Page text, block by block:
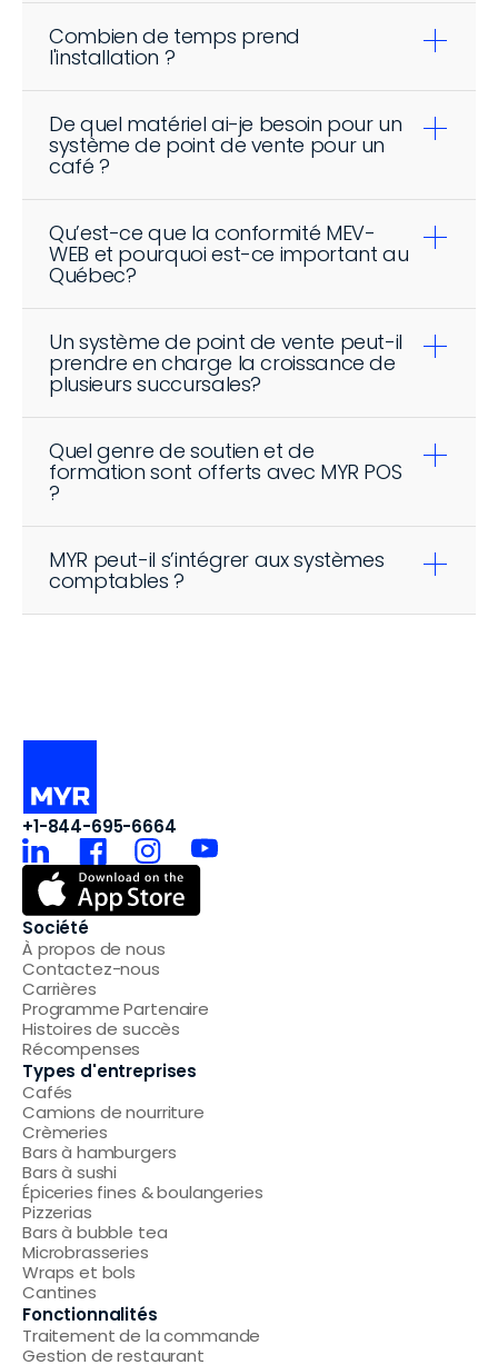
Combien de temps prend
l'installation ?
De quel matériel ai-je besoin pour un
système de point de vente pour un
café ?
Qu’est-ce que la conformité MEV-
WEB et pourquoi est-ce important au
Québec?
Un système de point de vente peut-il
prendre en charge la croissance de
plusieurs succursales?
Quel genre de soutien et de
formation sont offerts avec MYR POS
?
MYR peut-il s’intégrer aux systèmes
comptables ?
+1-844-695-6664
Société
À propos de nous
Contactez-nous
Carrières
Programme Partenaire
Histoires de succès
Récompenses
Types d'entreprises
Cafés
Camions de nourriture
Crèmeries
Bars à hamburgers
Bars à sushi
Épiceries fines & boulangeries
Pizzerias
Bars à bubble tea
Microbrasseries
Wraps et bols
Cantines
Fonctionnalités
Traitement de la commande
Gestion de restaurant